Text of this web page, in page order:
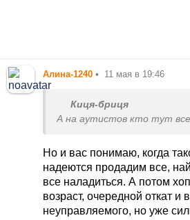
Алина-1240 • 11 мая в 19:46
Киця-бриця
А на аутистов кто тут
Но и вас понимаю, когда
надеются продадим все,
все наладиться. А потом
возраст, очередной откат и
неуправляемого, но уже